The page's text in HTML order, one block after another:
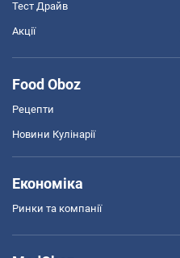
Тест Драйв
Акції
Food Oboz
Рецепти
Новини Кулінарії
Економіка
Ринки та компанії